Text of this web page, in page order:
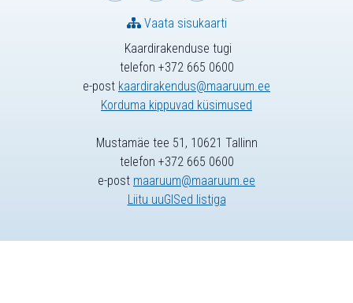
Kaardirakenduse tugi
telefon +372 665 0600
e-post kaardirakendus@maaruum.ee
Korduma kippuvad küsimused
Vaata sisukaarti
Mustamäe tee 51, 10621 Tallinn
telefon +372 665 0600
e-post maaruum@maaruum.ee
Liitu uuGISed listiga